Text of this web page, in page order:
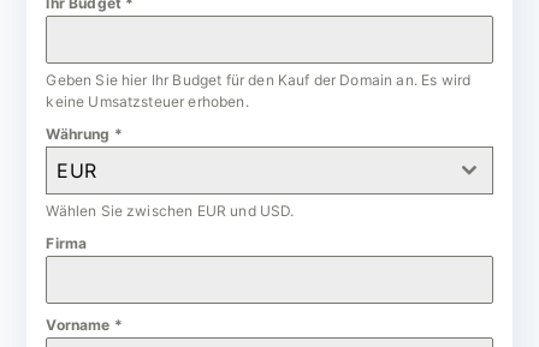
Geben Sie hier Ihr Budget für den Kauf der Domain an. Es wird
keine Umsatzsteuer erhoben.
Währung *
EUR
Wählen Sie zwischen EUR und USD.
Firma
Vorname *